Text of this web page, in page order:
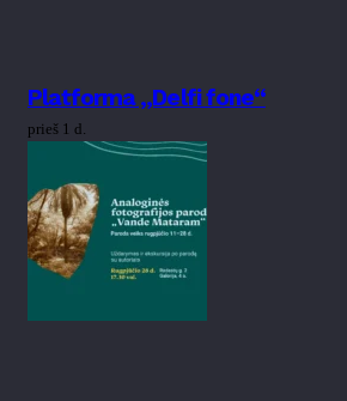
Platforma „Delfi fone“
prieš 1 d.